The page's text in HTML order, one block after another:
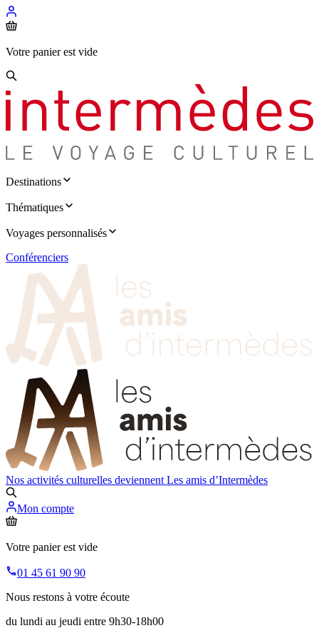
Votre panier est vide
Destinations
Thématiques
Voyages personnalisés
Conférenciers
Nos activités culturelles deviennent Les amis d’Intermèdes
Mon compte
Votre panier est vide
01 45 61 90 90
Nous restons à votre écoute
du lundi au jeudi entre 9h30-18h00